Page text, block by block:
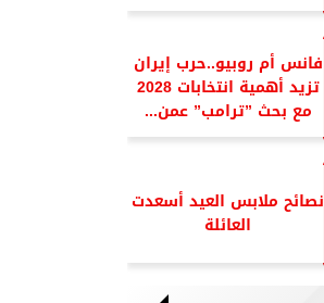
فانس أم روبيو..حرب إيران
تزيد أهمية انتخابات 2028
مع بحث ”ترامب” عمن...
نصائح ملابس العيد أسعدت
العائلة